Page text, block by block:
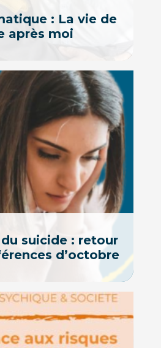
: La vie de
après moi
suicide : retour
d’octobre